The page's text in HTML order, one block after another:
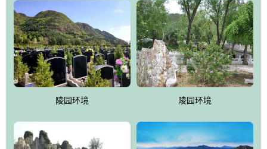
赞叹："景仰园真乃浑然天成的人生后花园！"陵区内草木茂盛，灵气
盎然，既有山川大聚的龙脉气魄，又有藏风得水的宝密形局。十三
陵是世间稀有的地形宝地，也是我们让逝者回归自然的首选墓葬之
灵穴，安息之宝地。
陵园环境 陵园环境